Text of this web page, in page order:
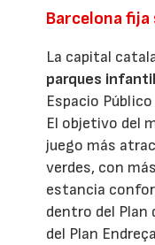
Barcelona
La capital
parques
Espacio
El objetivo del
juego más
verdes, con
estancia
dentro del
del Plan